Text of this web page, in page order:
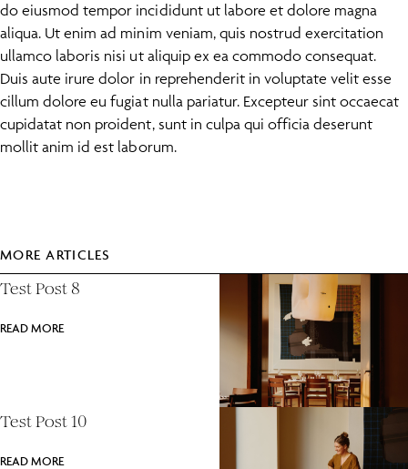
do eiusmod tempor incididunt ut labore et dolore magna
aliqua. Ut enim ad minim veniam, quis nostrud exercitation
ullamco laboris nisi ut aliquip ex ea commodo consequat.
Duis aute irure dolor in reprehenderit in voluptate velit esse
cillum dolore eu fugiat nulla pariatur. Excepteur sint occaecat
cupidatat non proident, sunt in culpa qui officia deserunt
mollit anim id est laborum.
MORE ARTICLES
Test Post 8
READ MORE
Test Post 10
READ MORE